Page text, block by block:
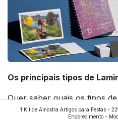
Os principais tipos de
Quer saber quais os tipos
aplicados nos impressos
1 Kit de Amostra Artigos para Festas -
Enobrecimento -